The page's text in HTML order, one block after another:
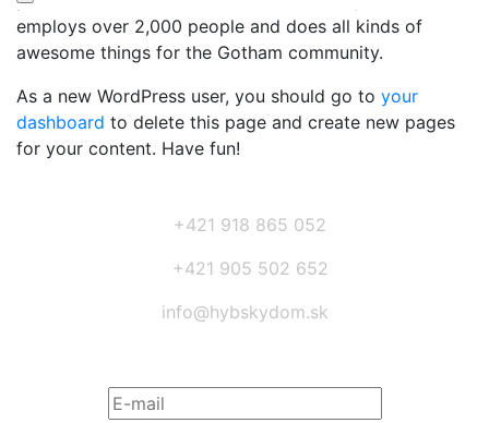
employs over 2,000 people and does all kinds of
awesome things for the Gotham community.
As a new WordPress user, you should go to your
dashboard to delete this page and create new pages
for your content. Have fun!
+421 918 865 052
+421 905 502 652
info@hybskydom.sk